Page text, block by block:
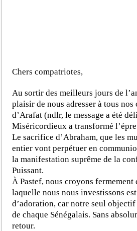
Chers compatriotes,
Au sortir des meilleurs jours de
plaisir de nous adresser à tous
d’Arafat (ndlr, le message a été
Miséricordieux a transformé
Le sacrifice d’Abraham, que les
entier vont perpétuer en
la manifestation suprême de la
Puissant.
À Pastef, nous croyons
laquelle nous nous investissons
d’adoration, car notre seul
de chaque Sénégalais. Sans
retour.